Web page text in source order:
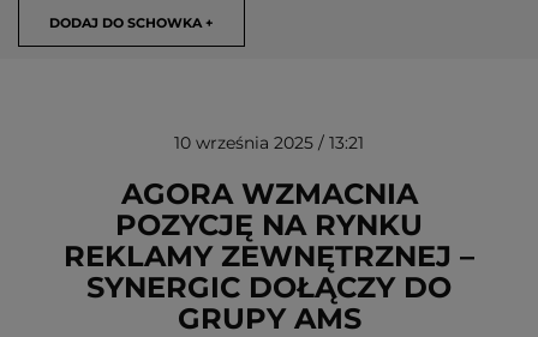
DODAJ DO SCHOWKA +
USUŃ ZE SCHOWKA
10 września 2025 / 13:21
AGORA WZMACNIA
POZYCJĘ NA RYNKU
REKLAMY ZEWNĘTRZNEJ –
SYNERGIC DOŁĄCZY DO
GRUPY AMS